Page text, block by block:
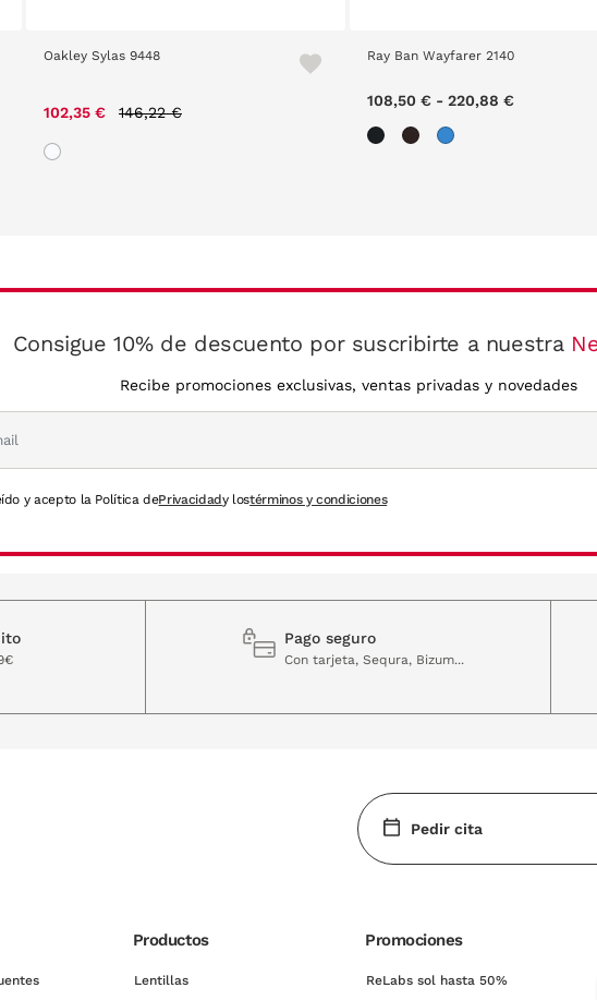
Oakley Sylas 9448
102,35 € 146,22 €
Ray Ban Wayfarer 2140
108,50 € - 220,88 €
Consigue 10% de descuento por suscribirte a nuestra
Recibe promociones exclusivas, ventas privadas y novedades
y acepto la Política dePrivacidady lostérminos y condiciones
Pago seguro
Con tarjeta, Sequra, Bizum...
Pedir cita
Productos
Lentillas
Promociones
ReLabs sol hasta 50%